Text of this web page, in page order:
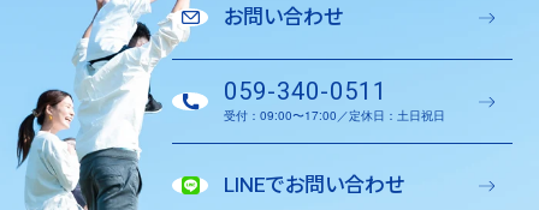
お問い合わせ
059-340-0511
受付：09:00〜17:00／定休日：土日祝日
LINEでお問い合わせ